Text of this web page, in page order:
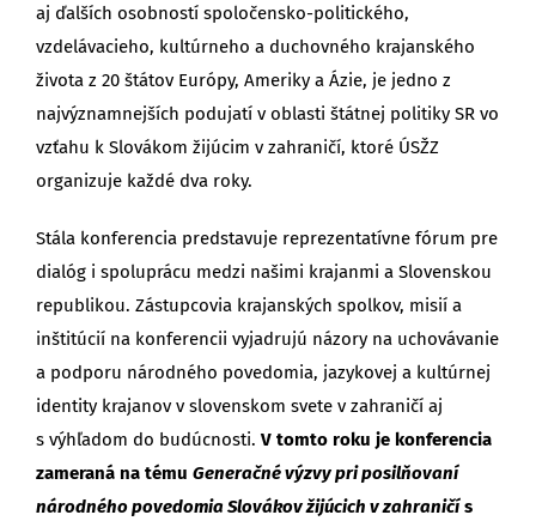
aj ďalších osobností spoločensko-politického,
vzdelávacieho, kultúrneho a duchovného krajanského
života z 20 štátov Európy, Ameriky a Ázie, je jedno z
najvýznamnejších podujatí v oblasti štátnej politiky SR vo
vzťahu k Slovákom žijúcim v zahraničí, ktoré ÚSŽZ
organizuje každé dva roky.
Stála konferencia predstavuje reprezentatívne fórum pre
dialóg i spoluprácu medzi našimi krajanmi a Slovenskou
republikou. Zástupcovia krajanských spolkov, misií a
inštitúcií na konferencii vyjadrujú názory na uchovávanie
a podporu národného povedomia, jazykovej a kultúrnej
identity krajanov v slovenskom svete v zahraničí aj
s výhľadom do budúcnosti. V tomto roku je konferencia
zameraná na tému Generačné výzvy pri posilňovaní
národného povedomia Slovákov žijúcich v zahraničí s